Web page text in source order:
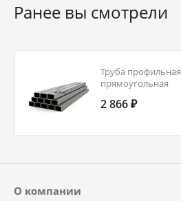
Ранее вы смотрели
Труба профильная
прямоугольная
30245-2003
2 866 ₽
О компании